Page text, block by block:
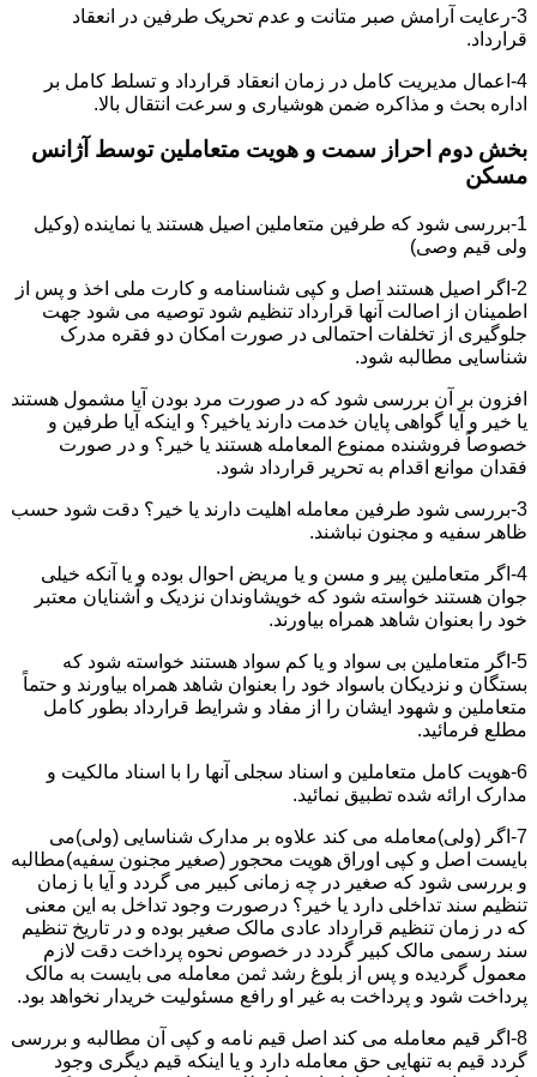
3-رعایت آرامش صبر متانت و عدم تحریک طرفین در انعقاد
قرارداد.
4-اعمال مدیریت کامل در زمان انعقاد قرارداد و تسلط کامل بر
اداره بحث و مذاکره ضمن هوشیاری و سرعت انتقال بالا.
بخش دوم احراز سمت و هویت متعاملین توسط آژانس
مسکن
1-بررسی شود که طرفین متعاملین اصیل هستند یا نماینده (وکیل
ولی قیم وصی)
2-اگر اصیل هستند اصل و کپی شناسنامه و کارت ملی اخذ و پس از
اطمینان از اصالت آنها قرارداد تنظیم شود توصیه می شود جهت
جلوگیری از تخلفات احتمالی در صورت امکان دو فقره مدرک
شناسایی مطالبه شود.
افزون بر آن بررسی شود که در صورت مرد بودن آیا مشمول هستند
یا خیر و آیا گواهی پایان خدمت دارند یاخیر؟ و اینکه آیا طرفین و
خصوصاً فروشنده ممنوع المعامله هستند یا خیر؟ و در صورت
فقدان موانع اقدام به تحریر قرارداد شود.
3-بررسی شود طرفین معامله اهلیت دارند یا خیر؟ دقت شود حسب
ظاهر سفیه و مجنون نباشند.
4-اگر متعاملین پیر و مسن و یا مریض احوال بوده و یا آنکه خیلی
جوان هستند خواسته شود که خویشاوندان نزدیک و آشنایان معتبر
خود را بعنوان شاهد همراه بیاورند.
5-اگر متعاملین بی سواد و یا کم سواد هستند خواسته شود که
بستگان و نزدیکان باسواد خود را بعنوان شاهد همراه بیاورند و حتماً
متعاملین و شهود ایشان را از مفاد و شرایط قرارداد بطور کامل
مطلع فرمائید.
6-هویت کامل متعاملین و اسناد سجلی آنها را با اسناد مالکیت و
مدارک ارائه شده تطبیق نمائید.
7-اگر (ولی)معامله می کند علاوه بر مدارک شناسایی (ولی)می
بایست اصل و کپی اوراق هویت محجور (صغیر مجنون سفیه)مطالبه
و بررسی شود که صغیر در چه زمانی کبیر می گردد و آیا با زمان
تنظیم سند تداخلی دارد یا خیر؟ درصورت وجود تداخل به این معنی
که در زمان تنظیم قرارداد عادی مالک صغیر بوده و در تاریخ تنظیم
سند رسمی مالک کبیر گردد در خصوص نحوه پرداخت دقت لازم
معمول گردیده و پس از بلوغ رشد ثمن معامله می بایست به مالک
پرداخت شود و پرداخت به غیر او رافع مسئولیت خریدار نخواهد بود.
8-اگر قیم معامله می کند اصل قیم نامه و کپی آن مطالبه و بررسی
گردد قیم به تنهایی حق معامله دارد و یا اینکه قیم دیگری وجود